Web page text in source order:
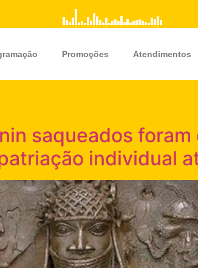
Promoções Atendimentos
saqueados
individual